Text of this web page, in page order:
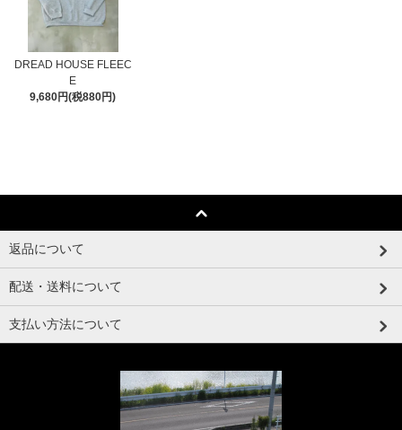
DREAD HOUSE FLEEC
E
9,680円(税880円)
返品について
配送・送料について
支払い方法について